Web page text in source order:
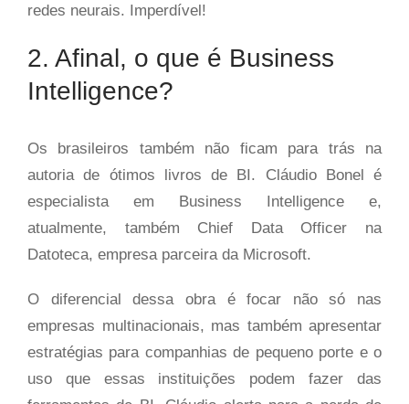
redes neurais. Imperdível!
2. Afinal, o que é Business
Intelligence?
Os brasileiros também não ficam para trás na
autoria de ótimos livros de BI. Cláudio Bonel é
especialista em Business Intelligence e,
atualmente, também Chief Data Officer na
Datoteca, empresa parceira da Microsoft.
O diferencial dessa obra é focar não só nas
empresas multinacionais, mas também apresentar
estratégias para companhias de pequeno porte e o
uso que essas instituições podem fazer das